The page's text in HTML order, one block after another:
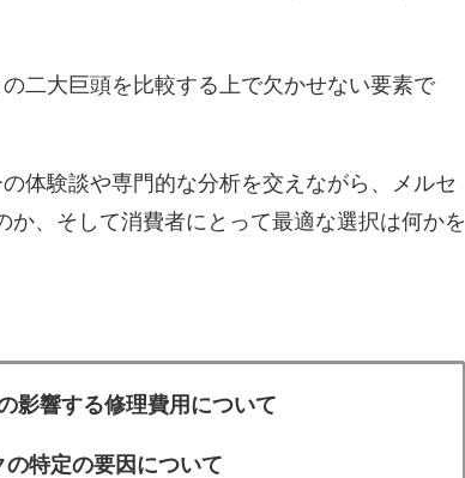
二大巨頭を比較する上で欠かせない要素で
体験談や専門的な分析を交えながら、メルセ
、そして消費者にとって最適な選択は何かを
影響する修理費用について
特定の要因について